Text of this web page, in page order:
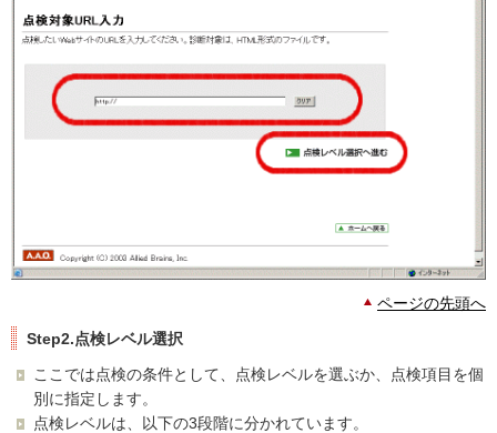
ページの先頭へ
Step2.点検レベル選択
ここでは点検の条件として、点検レベルを選ぶか、点検項目を個
別に指定します。
点検レベルは、以下の3段階に分かれています。